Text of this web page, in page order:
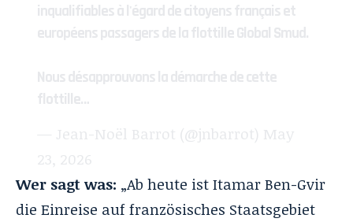
inqualifiables à l'égard de citoyens français et
européens passagers de la flottille Global Smud.
Nous désapprouvons la démarche de cette
flottille…
— Jean-Noël Barrot (@jnbarrot) May
23, 2026
Wer sagt was: „Ab heute ist Itamar Ben-Gvir
die Einreise auf französisches Staatsgebiet